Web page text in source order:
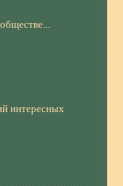
интересных